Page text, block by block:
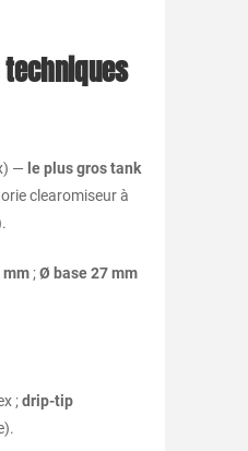
— le plus gros tank
clearomiseur à
mm;Ø base 27 mm
;drip-tip